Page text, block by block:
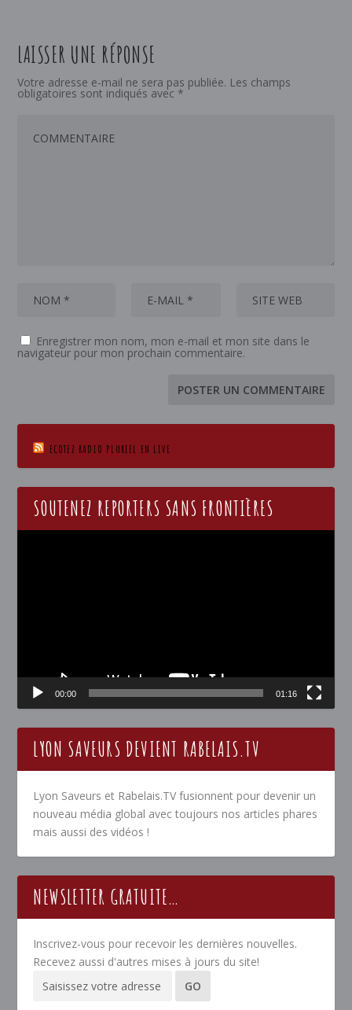
LAISSER UNE RÉPONSE
Votre adresse e-mail ne sera pas publiée. Les champs
obligatoires sont indiqués avec *
Enregistrer mon nom, mon e-mail et mon site dans le
navigateur pour mon prochain commentaire.
ECOTEZ RADIO PLURIEL EN LIVE
SOUTENEZ REPORTERS SANS FRONTIÈRES
00:00 01:16
LYON SAVEURS DEVIENT RABELAIS.TV
Lyon Saveurs et Rabelais.TV fusionnent pour devenir un
nouveau média global avec toujours nos articles phares
mais aussi des vidéos !
NEWSLETTER GRATUITE…
Inscrivez-vous pour recevoir les dernières nouvelles.
Recevez aussi d'autres mises à jours du site!